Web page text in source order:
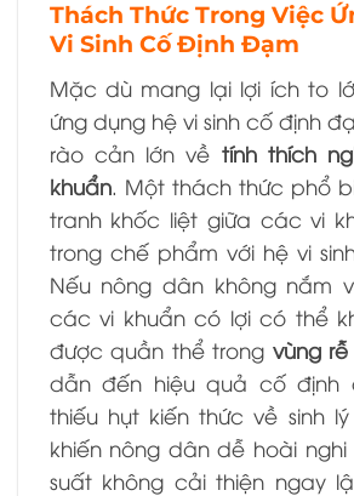
Thách Thức Trong Việc
Vi Sinh Cố Định Đạm
Mặc dù mang lại lợi ích to
ứng dụng hệ vi sinh cố định
rào cản lớn về tính thích
khuẩn. Một thách thức phổ
tranh khốc liệt giữa các vi
trong chế phẩm với hệ vi
Nếu nông dân không nắm
các vi khuẩn có lợi có thể
được quần thể trong vùng rễ
dẫn đến hiệu quả cố định
thiếu hụt kiến thức về sinh
khiến nông dân dễ hoài
suất không cải thiện ngay